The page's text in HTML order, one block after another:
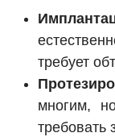
требует
многим,
требовать